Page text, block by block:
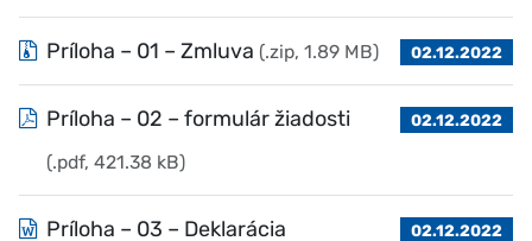
Príloha – 01 – Zmluva (.zip, 1.89 MB) 02.12.2022
Príloha – 02 – formulár žiadosti
(.pdf, 421.38 kB)
02.12.2022
Príloha – 03 – Deklarácia
02.12.2022